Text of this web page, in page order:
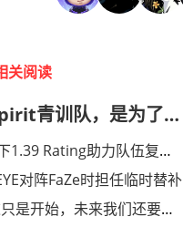
关阅读
Alkaren：离开Spirit青训队，是为了在T1赛场检验自己
渐入佳境，jcobbb拿下1.39 Rating助力队伍复仇EYE
对阵FaZe时担任临时替补
HEROIC赛后群访：这只是开始，未来我们还要拿更多